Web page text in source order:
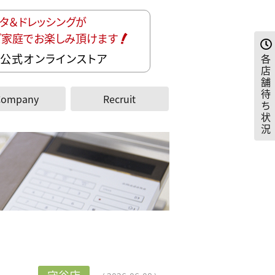
公式オンラインストア
＆ドレッシングが
庭でお楽しみ頂けます
Recruit
各
店
舗
待
ち
状
況